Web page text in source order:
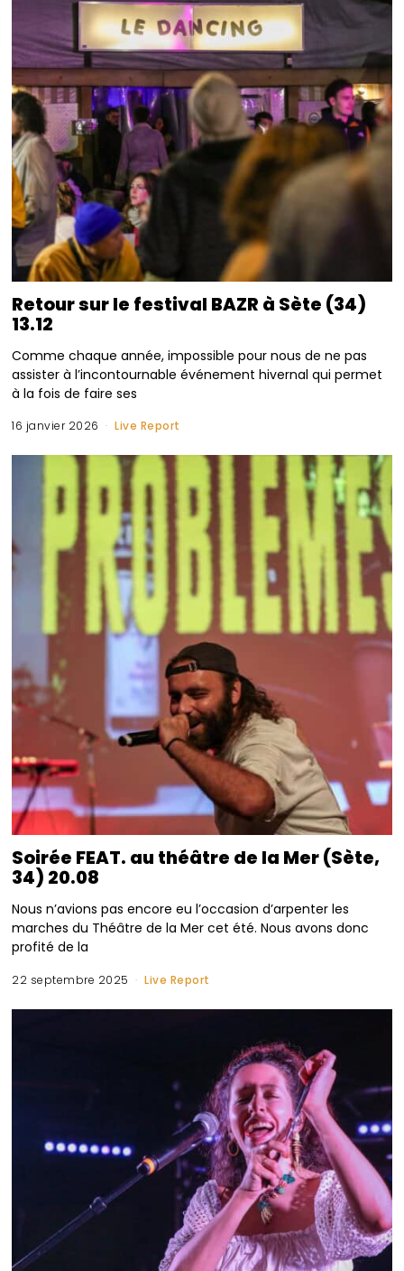
Retour sur le festival BAZR à Sète (34)
13.12
Comme chaque année, impossible pour nous de ne pas
assister à l’incontournable événement hivernal qui permet
à la fois de faire ses
16 janvier 2026 Live Report
Soirée FEAT. au théâtre de la Mer (Sète,
34) 20.08
Nous n’avions pas encore eu l’occasion d’arpenter les
marches du Théâtre de la Mer cet été. Nous avons donc
profité de la
22 septembre 2025 Live Report